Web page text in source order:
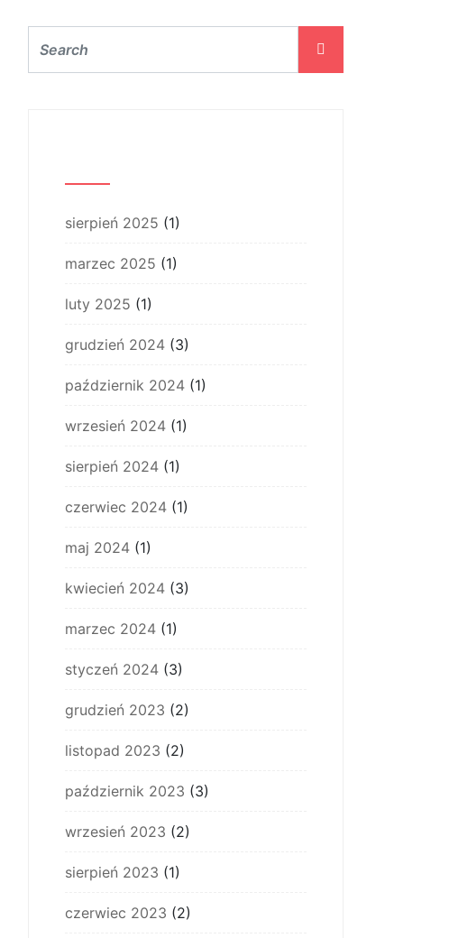
sierpień 2025 (1)
marzec 2025 (1)
luty 2025 (1)
grudzień 2024 (3)
październik 2024 (1)
wrzesień 2024 (1)
sierpień 2024 (1)
czerwiec 2024 (1)
maj 2024 (1)
kwiecień 2024 (3)
marzec 2024 (1)
styczeń 2024 (3)
grudzień 2023 (2)
listopad 2023 (2)
październik 2023 (3)
wrzesień 2023 (2)
sierpień 2023 (1)
czerwiec 2023 (2)